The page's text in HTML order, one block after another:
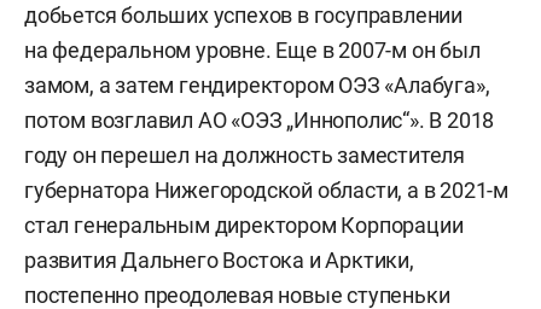
добьется больших успехов в госуправлении
на федеральном уровне. Еще в 2007-м он был
замом, а затем гендиректором ОЭЗ «Алабуга»,
потом возглавил АО «ОЭЗ „Иннополис“». В 2018
году он перешел на должность заместителя
губернатора Нижегородской области, а в 2021-м
стал генеральным директором Корпорации
развития Дальнего Востока и Арктики,
постепенно преодолевая новые ступеньки